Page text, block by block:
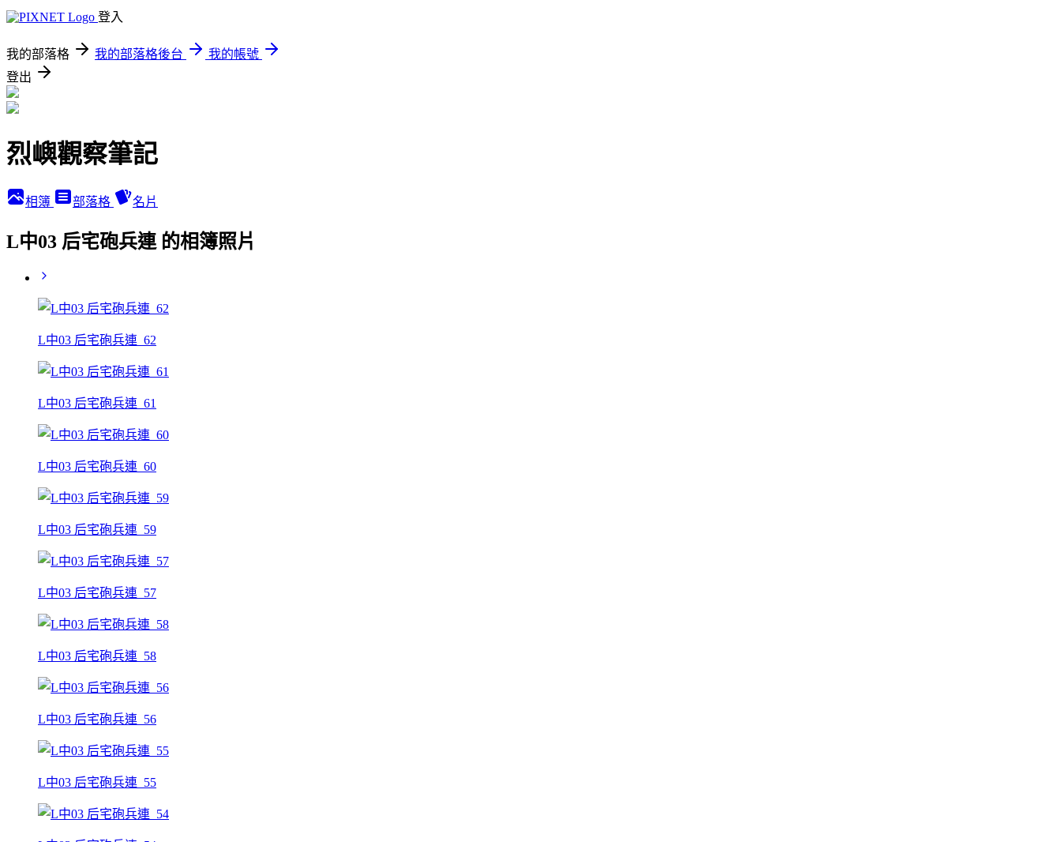
登入
我的部落格 我的部落格後台
我的帳號
登出
烈嶼觀察筆記
相簿 部落格 名片
L中03 后宅砲兵連 的相簿照片
L中03 后宅砲兵連_62
L中03 后宅砲兵連_61
L中03 后宅砲兵連_60
L中03 后宅砲兵連_59
L中03 后宅砲兵連_57
L中03 后宅砲兵連_58
L中03 后宅砲兵連_56
L中03 后宅砲兵連_55